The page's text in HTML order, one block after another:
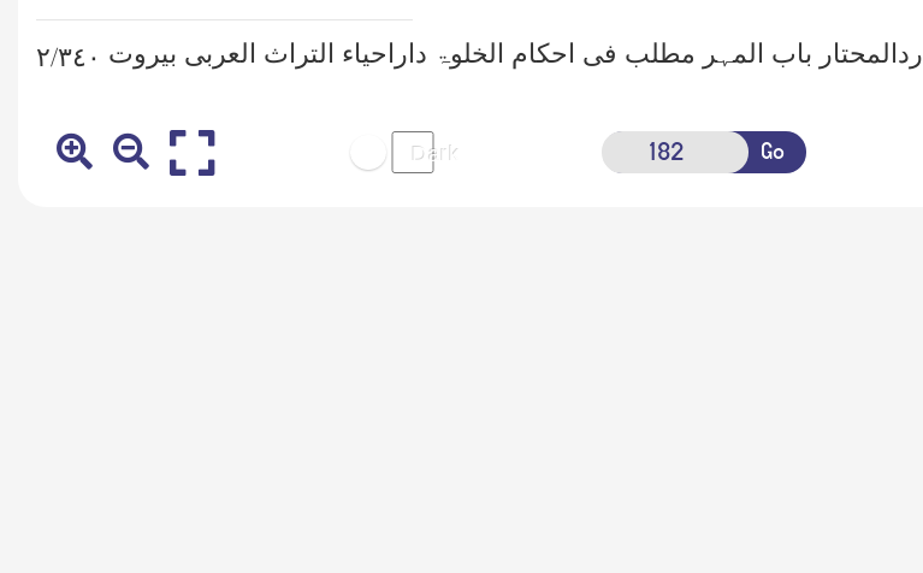
ردالمحتار باب المہر مطلب فی احکام الخلوۃ داراحیاء التراث العربی بیروت ٢/٣٤٠
Go